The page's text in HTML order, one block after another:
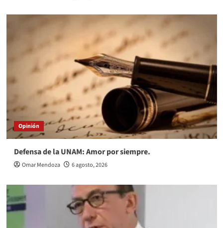
Opinión
Defensa de la UNAM: Amor por siempre.
Omar Mendoza 6 agosto, 2026